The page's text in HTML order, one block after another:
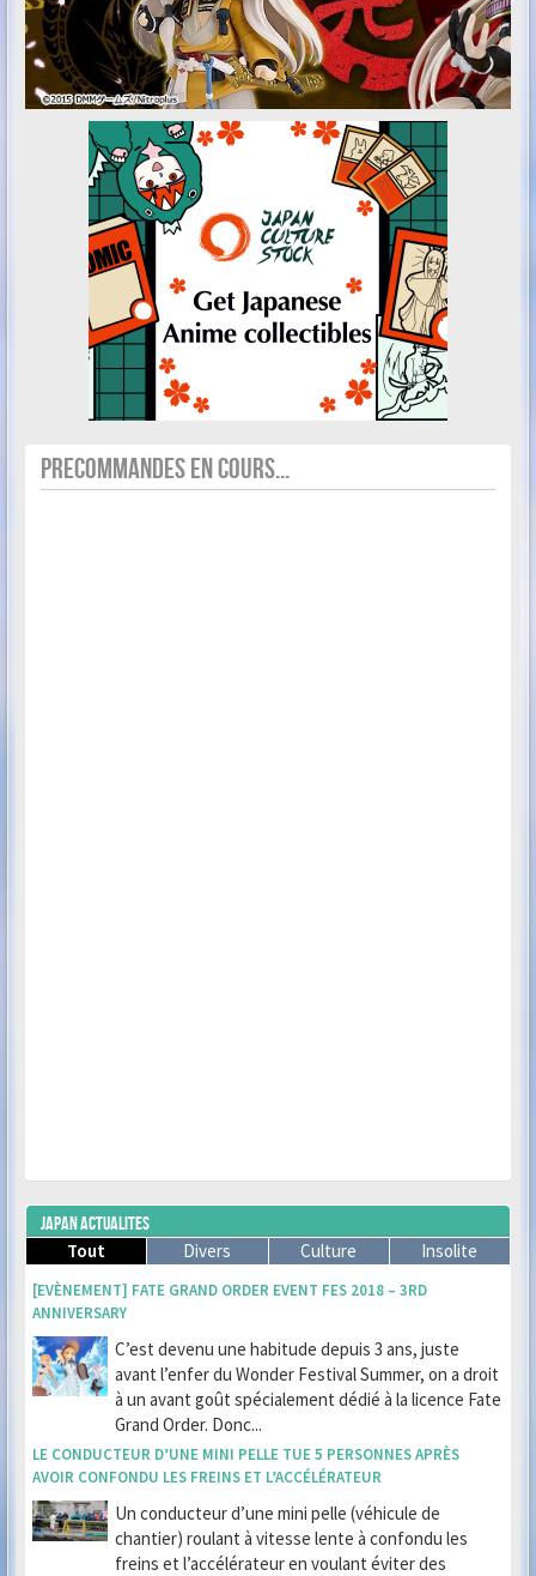
PRECOMMANDES EN COURS...
JAPAN ACTUALITES
Tout
Divers Culture Insolite
[EVÈNEMENT] FATE GRAND ORDER EVENT FES 2018 – 3RD
ANNIVERSARY
C’est devenu une habitude depuis 3 ans, juste
avant l’enfer du Wonder Festival Summer, on a droit
à un avant goût spécialement dédié à la licence Fate
Grand Order. Donc...
LE CONDUCTEUR D’UNE MINI PELLE TUE 5 PERSONNES APRÈS
AVOIR CONFONDU LES FREINS ET L’ACCÉLÉRATEUR
Un conducteur d’une mini pelle (véhicule de
chantier) roulant à vitesse lente à confondu les
freins et l’accélérateur en voulant éviter des